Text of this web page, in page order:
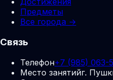
Предметы
Все города →
Связь
Телефон+7 (985) 063-
Место занятийг.